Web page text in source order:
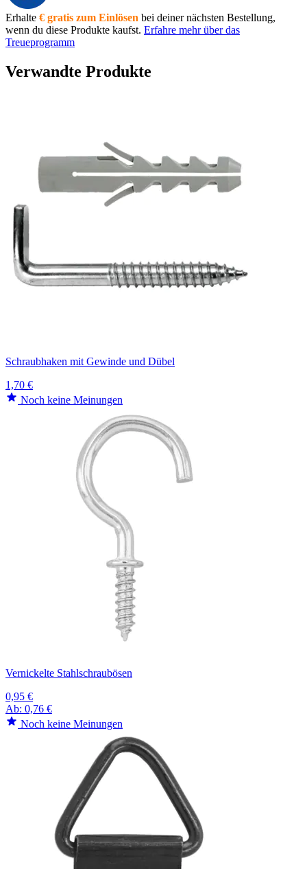
Erhalte € gratis zum Einlösen bei deiner nächsten Bestellung,
wenn du diese Produkte kaufst. Erfahre mehr über das
Treueprogramm
Verwandte Produkte
Schraubhaken mit Gewinde und Dübel
1,70 €
Noch keine Meinungen
Vernickelte Stahlschraubösen
0,95 €
Ab: 0,76 €
Noch keine Meinungen